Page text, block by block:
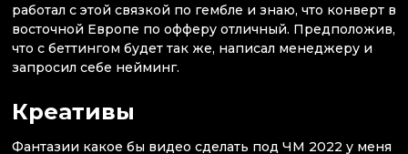
работал с этой связкой по гембле и знаю, что конверт в
восточной Европе по офферу отличный. Предположив,
что с беттингом будет так же, написал менеджеру и
запросил себе нейминг.
Креативы
Фантазии какое бы видео сделать под ЧМ 2022 у меня